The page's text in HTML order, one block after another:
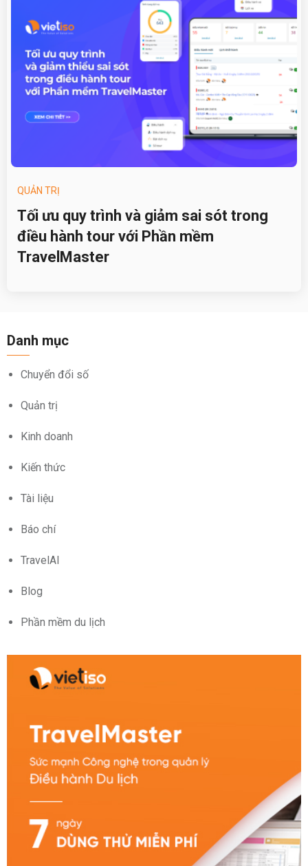
QUẢN TRỊ
Tối ưu quy trình và giảm sai sót trong
điều hành tour với Phần mềm
TravelMaster
Danh mục
Chuyển đổi số
Quản trị
Kinh doanh
Kiến thức
Tài liệu
Báo chí
TravelAI
Blog
Phần mềm du lịch